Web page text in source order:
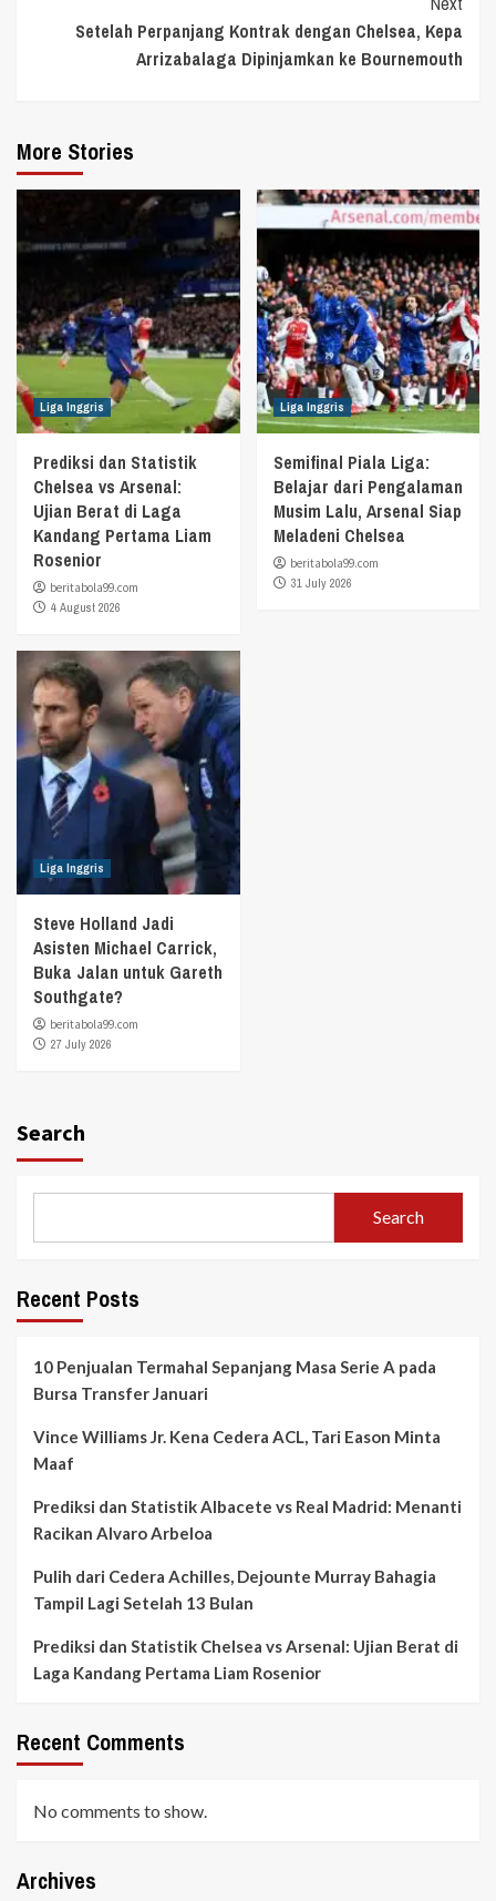
Setelah Perpanjang Kontrak dengan Chelsea, Kepa
Arrizabalaga Dipinjamkan ke Bournemouth
More Stories
Liga Inggris
Prediksi dan Statistik
Chelsea vs Arsenal:
Ujian Berat di Laga
Kandang Pertama Liam
Rosenior
beritabola99.com
4 August 2026
Liga Inggris
Semifinal Piala Liga:
Belajar dari Pengalaman
Musim Lalu, Arsenal Siap
Meladeni Chelsea
beritabola99.com
31 July 2026
Liga Inggris
Steve Holland Jadi
Asisten Michael Carrick,
Buka Jalan untuk Gareth
Southgate?
beritabola99.com
27 July 2026
Search
Search
Recent Posts
10 Penjualan Termahal Sepanjang Masa Serie A pada
Bursa Transfer Januari
Vince Williams Jr. Kena Cedera ACL, Tari Eason Minta
Maaf
Prediksi dan Statistik Albacete vs Real Madrid: Menanti
Racikan Alvaro Arbeloa
Pulih dari Cedera Achilles, Dejounte Murray Bahagia
Tampil Lagi Setelah 13 Bulan
Prediksi dan Statistik Chelsea vs Arsenal: Ujian Berat di
Laga Kandang Pertama Liam Rosenior
Recent Comments
No comments to show.
Archives